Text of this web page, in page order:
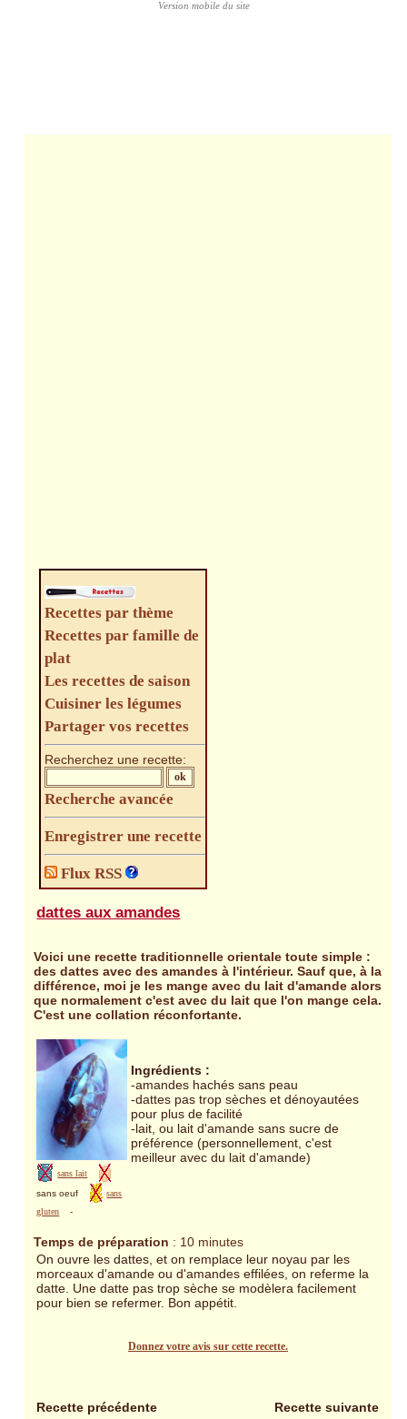
Recettes par thème
Recettes par famille de
plat
Les recettes de saison
Cuisiner les légumes
Partager vos recettes
Recherchez une recette:
Recherche avancée
Enregistrer une recette
Flux RSS
dattes aux amandes
Voici une recette traditionnelle orientale toute simple :
des dattes avec des amandes à l'intérieur. Sauf que, à la
différence, moi je les mange avec du lait d'amande alors
que normalement c'est avec du lait que l'on mange cela.
C'est une collation réconfortante.
sans lait
sans oeuf
sans
gluten
-
Ingrédients :
-amandes hachés sans peau
-dattes pas trop sèches et dénoyautées
pour plus de facilité
-lait, ou lait d'amande sans sucre de
préférence (personnellement, c'est
meilleur avec du lait d'amande)
Temps de préparation : 10 minutes
On ouvre les dattes, et on remplace leur noyau par les
morceaux d'amande ou d'amandes effilées, on referme la
datte. Une datte pas trop sèche se modèlera facilement
pour bien se refermer. Bon appétit.
Donnez votre avis sur cette recette.
Recette précédente Recette suivante